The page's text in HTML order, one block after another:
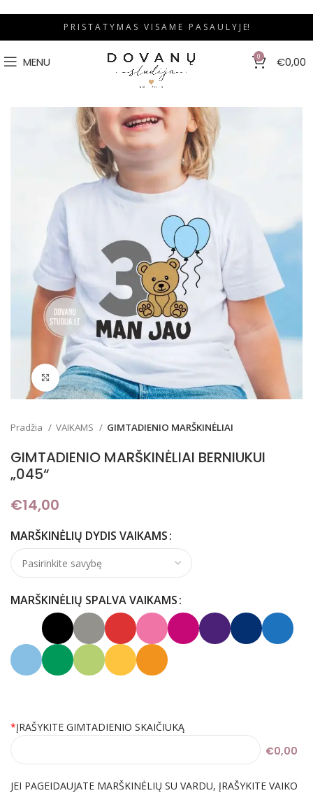
P R I S T A T Y M A S V I S A M E P A S A U L Y J E!
MENU 0 €0,00
Padidinti
Pradžia VAIKAMS GIMTADIENIO MARŠKINĖLIAI
GIMTADIENIO MARŠKINĖLIAI BERNIUKUI
„045“
€14,00
MARŠKINĖLIŲ DYDIS VAIKAMS
MARŠKINĖLIŲ SPALVA VAIKAMS
*ĮRAŠYKITE GIMTADIENIO SKAIČIUKĄ
€0,00
JEI PAGEIDAUJATE MARŠKINĖLIŲ SU VARDU, ĮRAŠYKITE VAIKO